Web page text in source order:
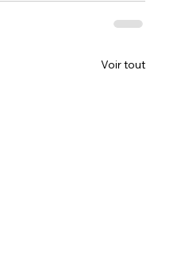
Voir tout